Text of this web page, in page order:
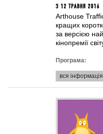
З 12 ТРАВНЯ 2016
Arthouse
кращих
за версією
кінопремії
Програма:
вся